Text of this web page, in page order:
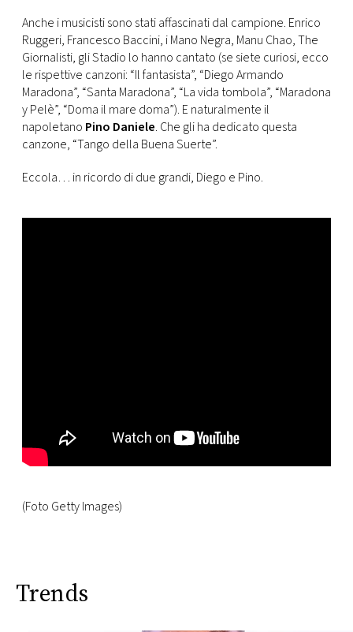
Anche i musicisti sono stati affascinati dal campione. Enrico
Ruggeri, Francesco Baccini, i Mano Negra, Manu Chao, The
Giornalisti, gli Stadio lo hanno cantato (se siete curiosi, ecco
le rispettive canzoni: “Il fantasista”, “Diego Armando
Maradona”, “Santa Maradona”, “La vida tombola”, “Maradona
y Pelè”, “Doma il mare doma”). E naturalmente il
napoletano Pino Daniele. Che gli ha dedicato questa
canzone, “Tango della Buena Suerte”.
Eccola… in ricordo di due grandi, Diego e Pino.
(Foto Getty Images)
Trends